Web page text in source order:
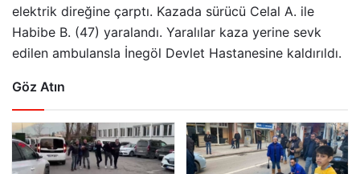
elektrik direğine çarptı. Kazada sürücü Celal A. ile
Habibe B. (47) yaralandı. Yaralılar kaza yerine sevk
edilen ambulansla İnegöl Devlet Hastanesine kaldırıldı.
Göz Atın